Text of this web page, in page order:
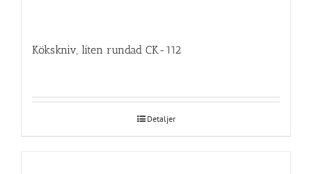
Kökskniv, liten rundad CK-112
Detaljer